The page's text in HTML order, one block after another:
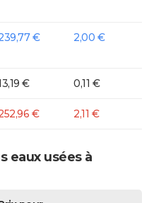
€ 2,00 €
€ 0,11 €
€ 2,11 €
eaux usées à